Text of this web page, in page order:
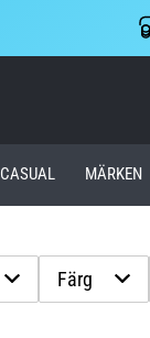
CASUAL MÄRKEN
Färg